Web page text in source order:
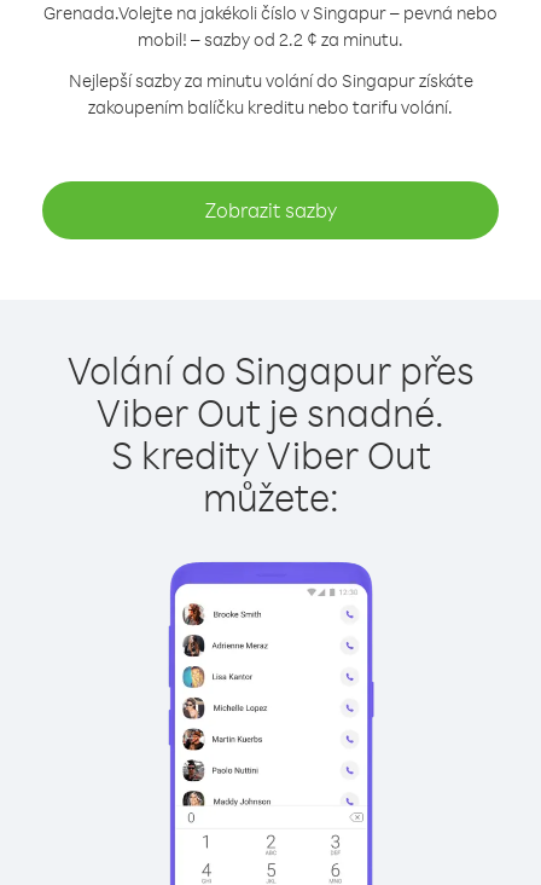
Grenada.Volejte na jakékoli číslo v Singapur – pevná nebo
mobil! – sazby od 2.2 ¢ za minutu.
Nejlepší sazby za minutu volání do Singapur získáte
zakoupením balíčku kreditu nebo tarifu volání.
Zobrazit sazby
Volání do Singapur přes
Viber Out je snadné.
S kredity Viber Out
můžete: